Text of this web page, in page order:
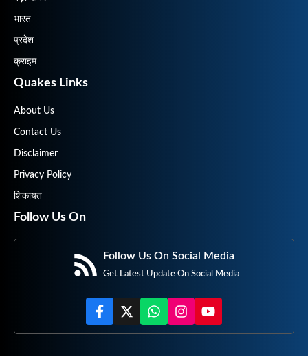
भारत
प्रदेश
क्राइम
Quakes Links
About Us
Contact Us
Disclaimer
Privacy Policy
शिकायत
Follow Us On
Follow Us On Social Media
Get Latest Update On Social Media